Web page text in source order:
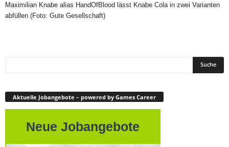
Maximilian Knabe alias HandOfBlood lässt Knabe Cola in zwei Varianten
abfüllen (Foto: Gute Gesellschaft)
Aktuelle Jobangebote – powered by Games Career